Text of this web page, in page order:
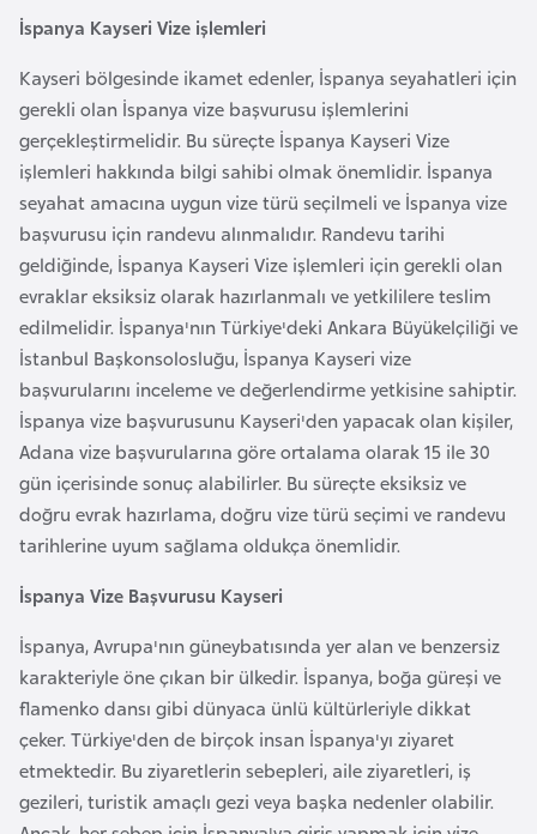
İspanya Kayseri Vize işlemleri
Kayseri bölgesinde ikamet edenler, İspanya seyahatleri için
gerekli olan İspanya vize başvurusu işlemlerini
gerçekleştirmelidir. Bu süreçte İspanya Kayseri Vize
işlemleri hakkında bilgi sahibi olmak önemlidir. İspanya
seyahat amacına uygun vize türü seçilmeli ve İspanya vize
başvurusu için randevu alınmalıdır. Randevu tarihi
geldiğinde, İspanya Kayseri Vize işlemleri için gerekli olan
evraklar eksiksiz olarak hazırlanmalı ve yetkililere teslim
edilmelidir. İspanya'nın Türkiye'deki Ankara Büyükelçiliği ve
İstanbul Başkonsolosluğu, İspanya Kayseri vize
başvurularını inceleme ve değerlendirme yetkisine sahiptir.
İspanya vize başvurusunu Kayseri'den yapacak olan kişiler,
Adana vize başvurularına göre ortalama olarak 15 ile 30
gün içerisinde sonuç alabilirler. Bu süreçte eksiksiz ve
doğru evrak hazırlama, doğru vize türü seçimi ve randevu
tarihlerine uyum sağlama oldukça önemlidir.
İspanya Vize Başvurusu Kayseri
İspanya, Avrupa'nın güneybatısında yer alan ve benzersiz
karakteriyle öne çıkan bir ülkedir. İspanya, boğa güreşi ve
flamenko dansı gibi dünyaca ünlü kültürleriyle dikkat
çeker. Türkiye'den de birçok insan İspanya'yı ziyaret
etmektedir. Bu ziyaretlerin sebepleri, aile ziyaretleri, iş
gezileri, turistik amaçlı gezi veya başka nedenler olabilir.
i
k
a
B
e
n
i
n
B
o
s
n
a
H
e
s
e
k
B